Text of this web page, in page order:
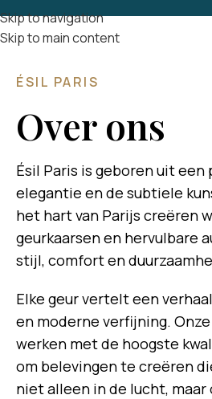
Skip to navigation
Skip to main content
ÉSIL PARIS
Over ons
Ésil Paris is geboren uit een
elegantie en de subtiele
het hart van Parijs creëren
geurkaarsen en hervulbare
stijl, comfort en
Elke geur vertelt een
en moderne verfijning.
werken met de hoogste
om belevingen te creëren
niet alleen in de lucht, maar